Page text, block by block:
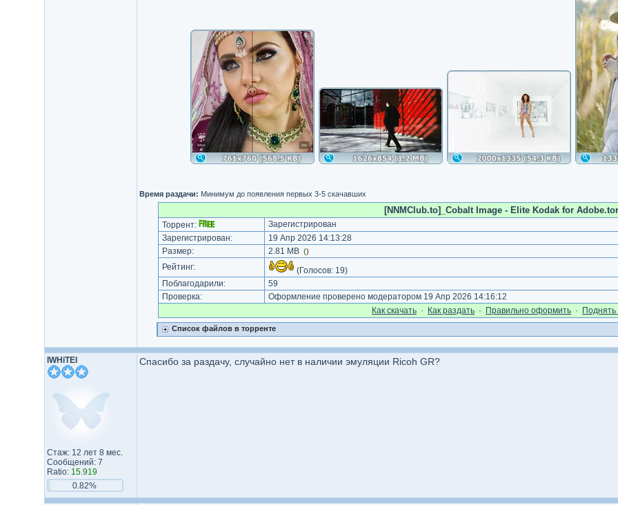
Время раздачи: Минимум до появления первых 3-5 скачавших
[NNMClub.to]_Cobalt Image - Elite Kodak for
Торрент:
Зарегистрирован
Зарегистрирован:
19 Апр 2026 14:13:28
Размер:
2.81 MB ()
Рейтинг: (Голосов: 19)
Поблагодарили:
59
Проверка:
Оформление проверено модератором 19 Апр 2026 14:16:12
Как cкачать · Как раздать · Правильно оформить · Поднять
Список файлов в торренте
lWHiTEl
Стаж: 12 лет 8 мес.
Сообщений: 7
Ratio: 15.919
0.82%
Спасибо за раздачу, случайно нет в наличии эмуляции Ricoh GR?